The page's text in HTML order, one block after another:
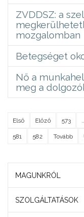
ZVDDSZ: a
mozgalomban
Betegséget
Nő a
meg a
Első Előző 573
581 582 Tovább
MAGUNKRÓL
SZOLGÁLTATÁSOK